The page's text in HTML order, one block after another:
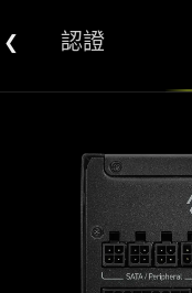
認證
此電源供應器
提升精確度。此
定
電源供應器的
Gold 認證作為
供應器在降低能